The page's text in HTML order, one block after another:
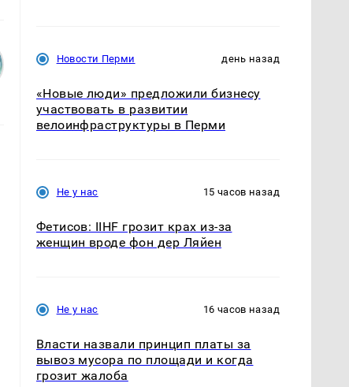
Новости Перми день назад
«Новые люди» предложили бизнесу
участвовать в развитии
велоинфраструктуры в Перми
Не у нас 15 часов назад
Фетисов: IIHF грозит крах из-за
женщин вроде фон дер Ляйен
Не у нас 16 часов назад
Власти назвали принцип платы за
вывоз мусора по площади и когда
грозит жалоба